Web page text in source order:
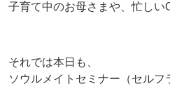
子育て中のお母さまや、忙しい
それでは本日も、
ソウルメイトセミナー（セルフ